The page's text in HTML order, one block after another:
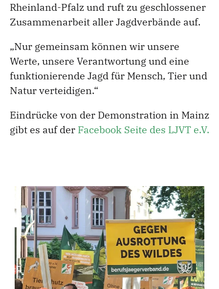
Rheinland-Pfalz und ruft zu geschlossener
Zusammenarbeit aller Jagdverbände auf.
„Nur gemeinsam können wir unsere
Werte, unsere Verantwortung und eine
funktionierende Jagd für Mensch, Tier und
Natur verteidigen.“
Eindrücke von der Demonstration in Mainz
gibt es auf der Facebook Seite des LJVT e.V.